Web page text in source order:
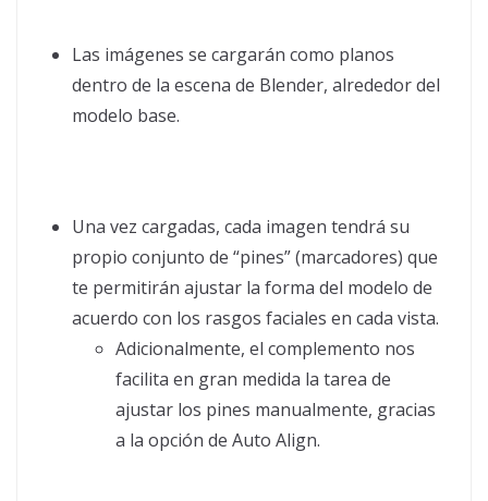
Las imágenes se cargarán como planos
dentro de la escena de Blender, alrededor del
modelo base.
Una vez cargadas, cada imagen tendrá su
propio conjunto de “pines” (marcadores) que
te permitirán ajustar la forma del modelo de
acuerdo con los rasgos faciales en cada vista.
Adicionalmente, el complemento nos
facilita en gran medida la tarea de
ajustar los pines manualmente, gracias
a la opción de Auto Align.